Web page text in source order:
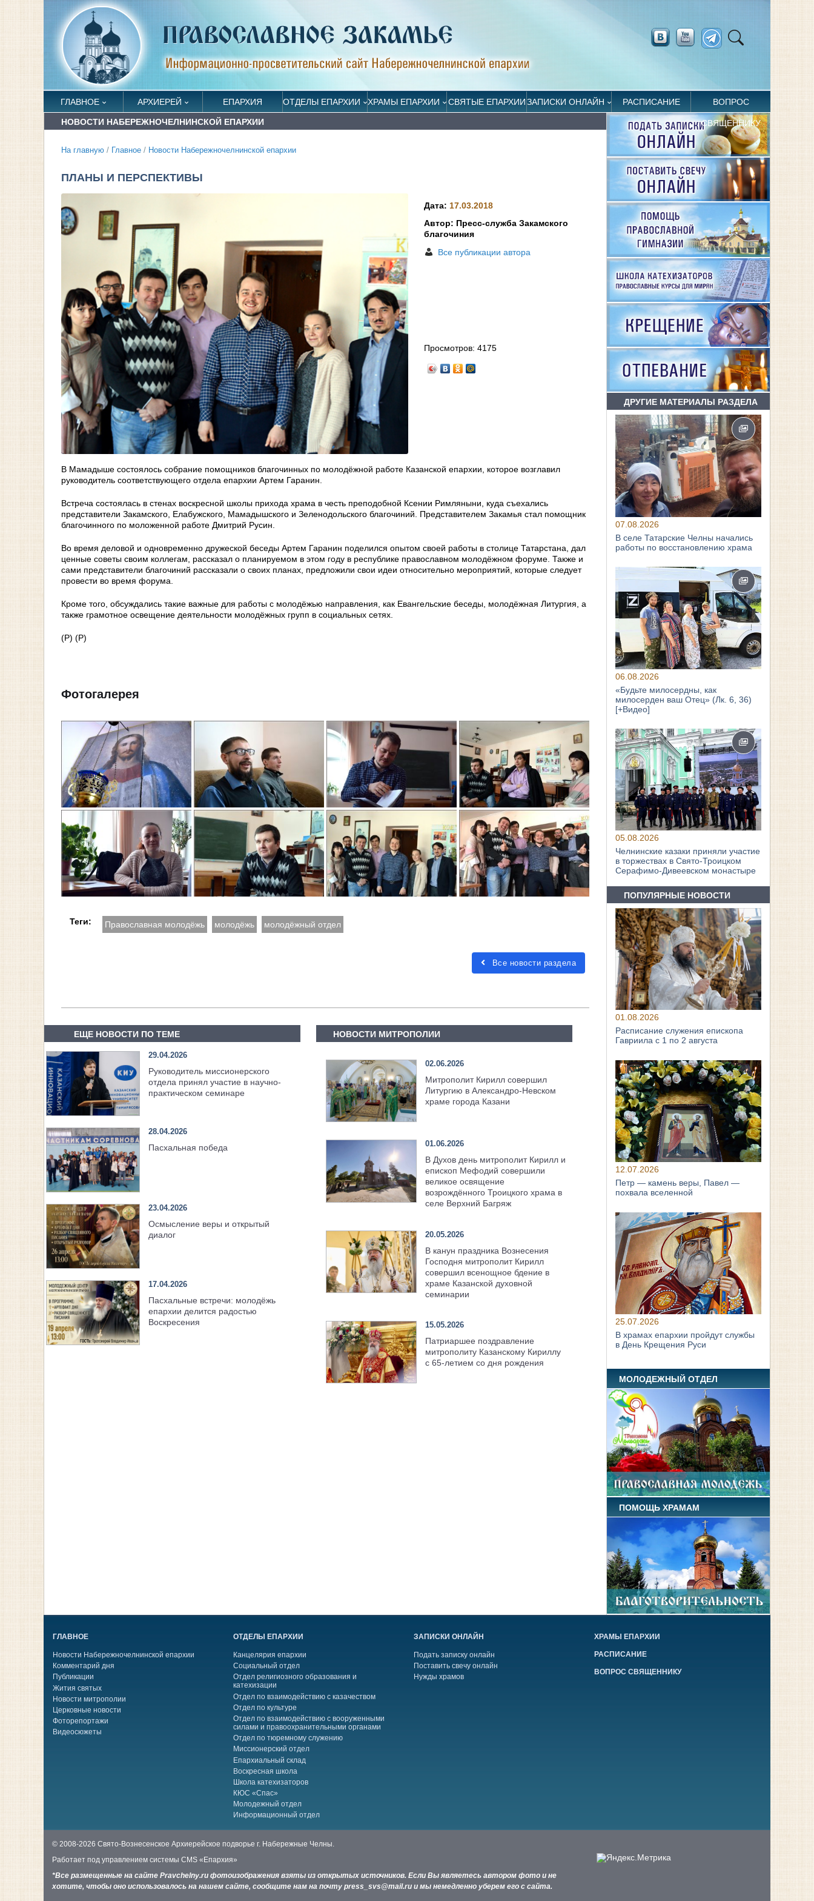
ГЛАВНОЕ АРХИЕРЕЙ ЕПАРХИЯ ОТДЕЛЫ ЕПАРХИИ ХРАМЫ ЕПАРХИИ СВЯТЫЕ ЕПАРХИИЗАПИСКИ ОНЛАЙН РАСПИСАНИЕ ВОПРОС
СВЯЩЕННИКУ
НОВОСТИ НАБЕРЕЖНОЧЕЛНИНСКОЙ ЕПАРХИИ
На главную / Главное / Новости Набережночелнинской епархии
ПЛАНЫ И ПЕРСПЕКТИВЫ
Дата: 17.03.2018
Автор: Пресс-служба Закамского
благочиния
Все публикации автора
Просмотров:4175
В Мамадыше состоялось собрание помощников благочинных по молодёжной работе Казанской епархии, которое возглавил
руководитель соответствующего отдела епархии Артем Гаранин.
Встреча состоялась в стенах воскресной школы прихода храма в честь преподобной Ксении Римляныни, куда съехались
представители Закамского, Елабужского, Мамадышского и Зеленодольского благочиний. Представителем Закамья стал помощник
благочинного по моложенной работе Дмитрий Русин.
Во время деловой и одновременно дружеской беседы Артем Гаранин поделился опытом своей работы в столице Татарстана, дал
ценные советы своим коллегам, рассказал о планируемом в этом году в республике православном молодёжном форуме. Также и
сами представители благочиний рассказали о своих планах, предложили свои идеи относительно мероприятий, которые следует
провести во время форума.
Кроме того, обсуждались такие важные для работы с молодёжью направления, как Евангельские беседы, молодёжная Литургия, а
также грамотное освещение деятельности молодёжных групп в социальных сетях.
(Р) (Р)
Фотогалерея
Теги: Православная молодёжь молодёжь молодёжный отдел
Все новости раздела
ЕЩЕ НОВОСТИ ПО ТЕМЕ
29.04.2026
Руководитель миссионерского
отдела принял участие в научно-
практическом семинаре
28.04.2026
Пасхальная победа
23.04.2026
Осмысление веры и открытый
диалог
17.04.2026
Пасхальные встречи: молодёжь
епархии делится радостью
Воскресения
НОВОСТИ МИТРОПОЛИИ
02.06.2026
Митрополит Кирилл совершил
Литургию в Александро-Невском
храме города Казани
01.06.2026
В Духов день митрополит Кирилл и
епископ Мефодий совершили
великое освящение
возрождённого Троицкого храма в
селе Верхний Багряж
20.05.2026
В канун праздника Вознесения
Господня митрополит Кирилл
совершил всенощное бдение в
храме Казанской духовной
семинарии
15.05.2026
Патриаршее поздравление
митрополиту Казанскому Кириллу
с 65-летием со дня рождения
ДРУГИЕ МАТЕРИАЛЫ РАЗДЕЛА
07.08.2026
В селе Татарские Челны начались
работы по восстановлению храма
06.08.2026
«Будьте милосердны, как
милосерден ваш Отец» (Лк. 6, 36)
[+Видео]
05.08.2026
Челнинские казаки приняли участие
в торжествах в Свято‑Троицком
Серафимо‑Дивеевском монастыре
ПОПУЛЯРНЫЕ НОВОСТИ
01.08.2026
Расписание служения епископа
Гавриила с 1 по 2 августа
12.07.2026
Петр — камень веры, Павел —
похвала вселенной
25.07.2026
В храмах епархии пройдут службы
в День Крещения Руси
МОЛОДЕЖНЫЙ ОТДЕЛ
ПОМОЩЬ ХРАМАМ
ГЛАВНОЕ
Новости Набережночелнинской епархии
Комментарий дня
Публикации
Жития святых
Новости митрополии
Церковные новости
Фоторепортажи
Видеосюжеты
ОТДЕЛЫ ЕПАРХИИ
Канцелярия епархии
Социальный отдел
Отдел религиозного образования и
катехизации
Отдел по взаимодействию с казачеством
Отдел по культуре
Отдел по взаимодействию с вооруженными
силами и правоохранительными органами
Отдел по тюремному служению
Миссионерский отдел
Епархиальный склад
Воскресная школа
Школа катехизаторов
КЮС «Спас»
Молодежный отдел
Информационный отдел
ЗАПИСКИ ОНЛАЙН
Подать записку онлайн
Поставить свечу онлайн
Нужды храмов
ХРАМЫ ЕПАРХИИ
РАСПИСАНИЕ
ВОПРОС СВЯЩЕННИКУ
© 2008-2026 Свято-Вознесенское Архиерейское подворье г. Набережные Челны.
Работает под управлением системы CMS «Епархия»
*Все размещенные на сайте Pravchelny.ru фотоизображения взяты из открытых источников. Если Вы являетесь автором фото и не
хотите, чтобы оно использовалось на нашем сайте, сообщите нам на почту press_svs@mail.ru и мы немедленно уберем его с сайта.